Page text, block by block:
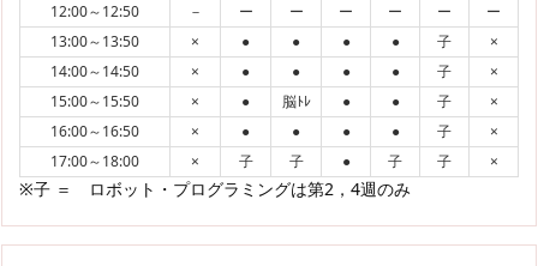
12:00～12:50
－ ー ー ー ー ー
ー
13:00～13:50
× ● ● ● ● 子
×
14:00～14:50
× ● ● ● ● 子
×
15:00～15:50
× ● 脳ﾄﾚ ● ● 子
×
16:00～16:50
× ● ● ● ● 子
×
17:00～18:00
× 子 子 ● 子 子 ×
※子 ＝ ロボット・プログラミングは第2，4週のみ